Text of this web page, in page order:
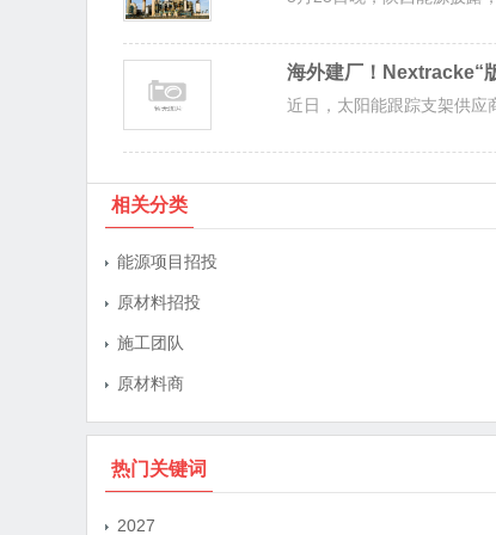
海外建厂！Nextracke“
近日，太阳能跟踪支架供应
相关分类
能源项目招投
原材料招投
施工团队
原材料商
热门关键词
2027